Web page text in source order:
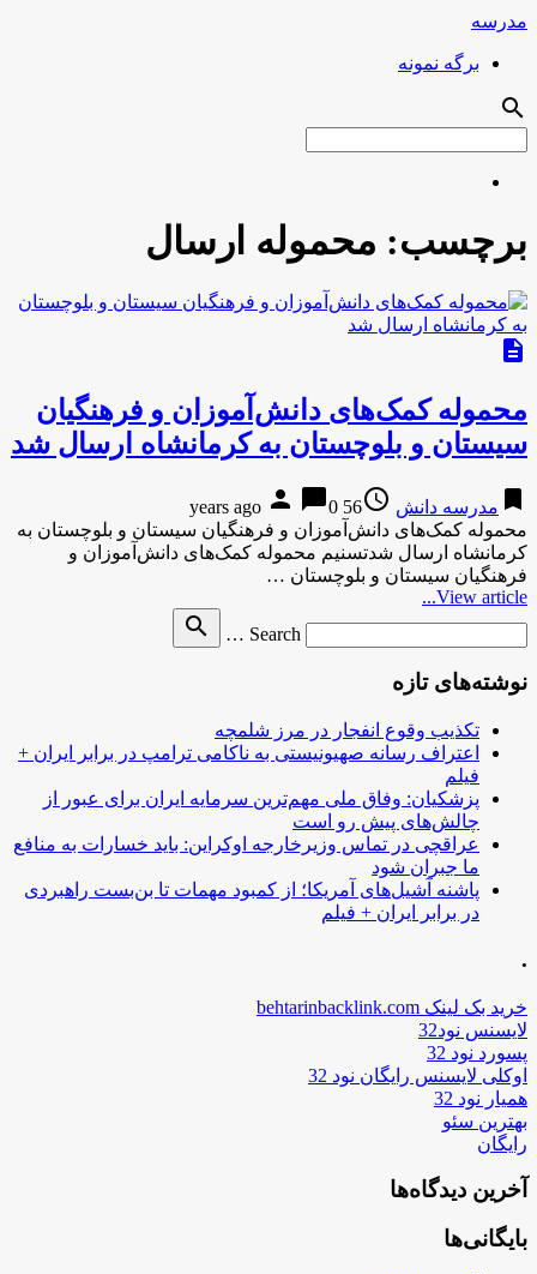
مدرسه
برگه نمونه
search
برچسب: محموله ارسال
description
محموله کمک‌های دانش‌آموزان و فرهنگیان
سیستان و بلوچستان به کرمانشاه ارسال شد
bookmark مدرسه دانش access_time
56 years ago
person chat_bubble0
محموله کمک‌های دانش‌آموزان و فرهنگیان سیستان و بلوچستان به
کرمانشاه ارسال شدتسنیم محموله کمک‌های دانش‌آموزان و
فرهنگیان سیستان و بلوچستان …
View article...
Search …
search
نوشته‌های تازه
تکذیب وقوع انفجار در مرز شلمچه
اعتراف رسانه صهیونیستی به ناکامی ترامپ در برابر ایران +
فیلم
پزشکیان: وفاق ملی مهم‌ترین سرمایه ایران برای عبور از
چالش‌های پیش رو است
عراقچی در تماس وزیرخارجه اوکراین: باید خسارات به منافع
ما جبران شود
پاشنه آشیل‌های آمریکا؛ از کمبود مهمات تا بن‌بست راهبردی
در برابر ایران + فیلم
.
خرید بک لینک behtarinbacklink.com
لایسنس نود32
پسورد نود 32
اوکلی لایسنس رایگان نود 32
همیار نود 32
بهترین سئو
رایگان
آخرین دیدگاه‌ها
بایگانی‌ها